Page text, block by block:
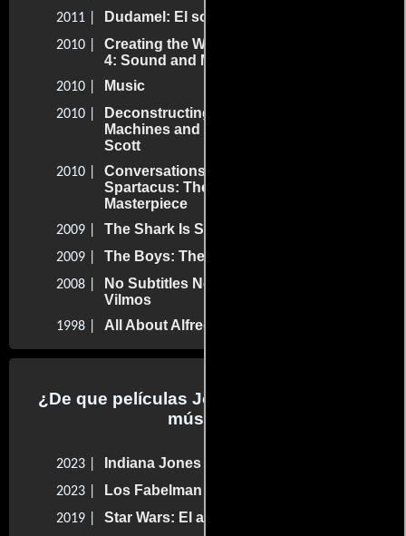
2011 | Dudamel: El sonido de los ninos
2010 |
Creating the World of Harry Potter, Part
4: Sound and Music
2010 | Music
2010 |
Deconstructing Dad: The Music,
Machines and Mystery of Raymond
Scott
2010 |
Conversations on Alex North's
Spartacus: The Celebration of a
Masterpiece
2009 | The Shark Is Still Working
2009 | The Boys: The Sherman Brothers' Story
2008 |
No Subtitles Necessary: Laszlo &
Vilmos
1998 | All About Alfred
¿De que películas John Williams hizo la
música?
2023 | Indiana Jones y el llamado del destino
2023 | Los Fabelman
2019 | Star Wars: El ascenso de Skywalker